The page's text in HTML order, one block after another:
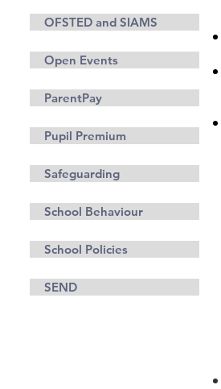
OFSTED and SIAMS
Open Events
ParentPay
Pupil Premium
Safeguarding
School Behaviour
School Policies
SEND